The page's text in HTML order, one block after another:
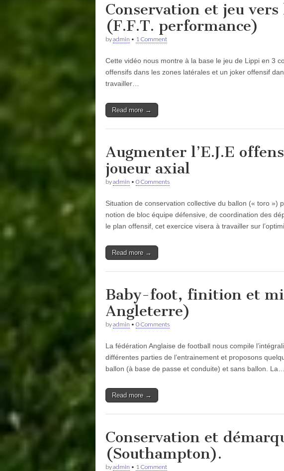
Conservation et jeu
(F.F.T. performance)
byadmin • 1 Comment
Cette vidéo nous montre à la base le jeu de Lippi en 3
offensifs dans les zones latérales et un joker offensif
travailler…
Read more →
Augmenter l’E.J.E
joueur axial
byadmin • 0 Comments
Situation de conservation collective du ballon (« toro »)
notion de bloc équipe défensive, de coordination des
le plan offensif, cet exercice visera à travailler sur
Read more →
Baby-foot, finition et
Angleterre)
byadmin • 0 Comments
La fédération Anglaise de football nous compile
différentes parties de l’entrainement et proposons
ballon (à base de passe et conduite) et sans ballon. La…
Read more →
Conservation et
(Southampton).
byadmin • 1 Comment